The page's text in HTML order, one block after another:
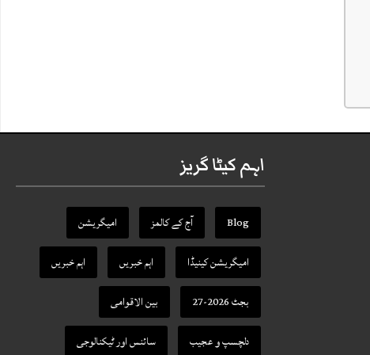
اہم کیٹا گریز
Blog آج کے کالمز
امیگریشن
امیگریشن کینیڈا
اہم خبریں
اہم خبریں
بجٹ 2026-27
بین الاقوامی
دلچسپ و عجیب
سائنس اور ٹیکنالوجی